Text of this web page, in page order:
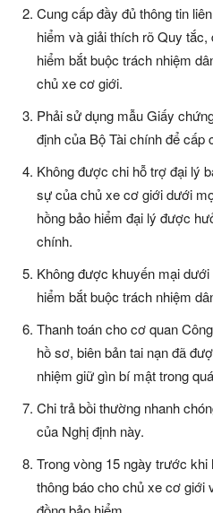
Cung cấp đầy đủ thông tin
hiểm và giải thích rõ Quy
hiểm bắt buộc trách nhiệm
chủ xe cơ giới.
Phải sử dụng mẫu Giấy
định của Bộ Tài chính để cấp
Không được chi hỗ trợ đại lý
sự của chủ xe cơ giới dưới
hồng bảo hiểm đại lý được
chính.
Không được khuyến mại
hiểm bắt buộc trách nhiệm
Thanh toán cho cơ quan
hồ sơ, biên bản tai nạn đã
nhiệm giữ gìn bí mật trong
Chi trả bồi thường nhanh
của Nghị định này.
Trong vòng 15 ngày trước
thông báo cho chủ xe cơ giới